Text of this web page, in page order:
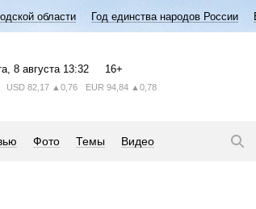
области Год единства народов России
, 8 августа 13:32 16+
USD 82,17 ▲0,76 EUR 94,84 ▲0,78
Фото Темы Видео